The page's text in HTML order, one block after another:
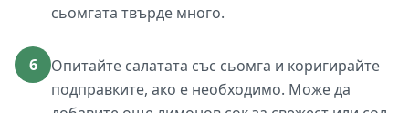
сьомгата твърде много.
6
Опитайте салатата със сьомга и коригирайте
подправките, ако е необходимо. Може да